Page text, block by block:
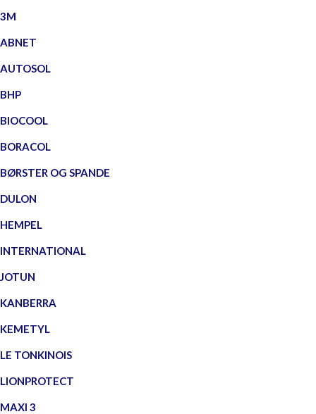
3M
ABNET
AUTOSOL
BHP
BIOCOOL
BORACOL
BØRSTER OG SPANDE
DULON
HEMPEL
INTERNATIONAL
JOTUN
KANBERRA
KEMETYL
LE TONKINOIS
LIONPROTECT
MAXI 3